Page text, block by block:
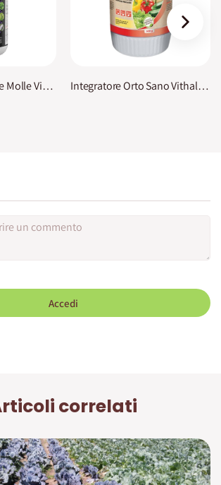
Integratore Sapone Molle Vithal Expert Integratore Orto Sano Vithal Bio
›
Accedi
correlati